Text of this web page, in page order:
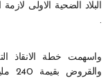
البلاد الضحية الاولى
.
واسهمت خطة الانقاذ